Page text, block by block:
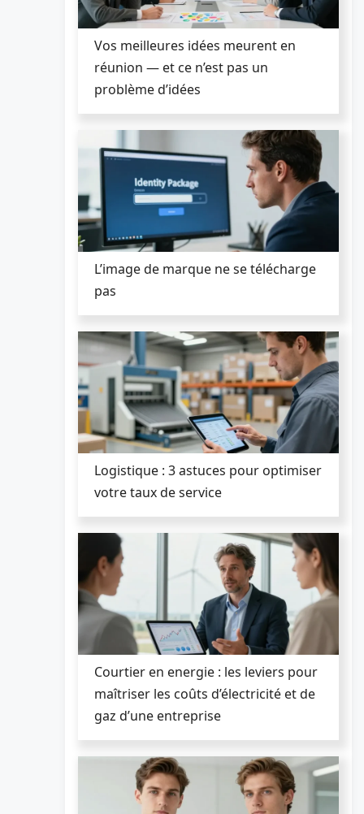
Vos meilleures idées meurent en
réunion — et ce n’est pas un
problème d’idées
L’image de marque ne se télécharge
pas
Logistique : 3 astuces pour optimiser
votre taux de service
Courtier en energie : les leviers pour
maîtriser les coûts d’électricité et de
gaz d’une entreprise